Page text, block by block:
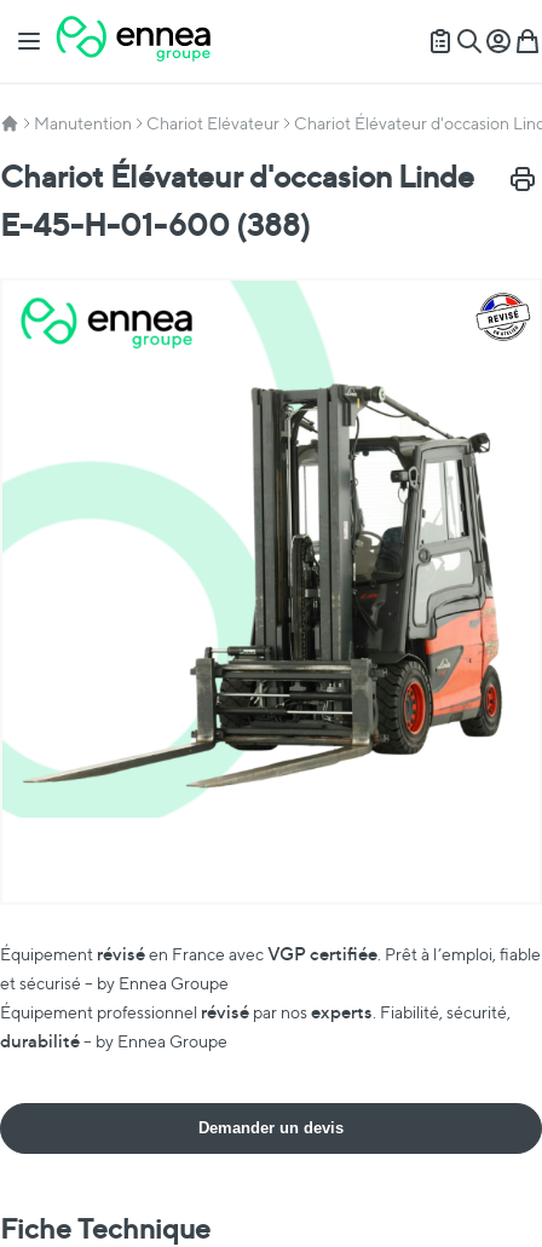
Allez au contenu
Basculer la navigation
Mon
Manutention Chariot Elévateur Chariot Élévateur d'occasion
Chariot Élévateur d'occasion Linde
E-45-H-01-600 (388)
Équipement réviséen France avecVGP certifiée . Prêt à l’emploi, fiable
et sécurisé – by Ennea Groupe
Équipement professionnel révisé par nosexperts . Fiabilité, sécurité,
durabilité– by Ennea Groupe
Demander un devis
Fiche Technique